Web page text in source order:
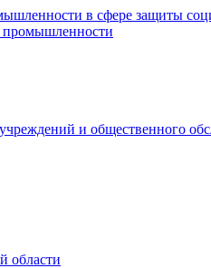
в сфере защиты
промышленности
и общественного
области